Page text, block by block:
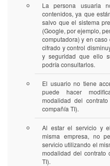
La persona usuaria
contenidos, ya que
salvo que el sistema
(Google, por ejemplo,
computadora) y en
cifrado y control
y seguridad que ello
podría consultarlos.
El usuario no tiene
puede hacer
modalidad del
compañía TI).
Al estar el servicio y
misma empresa, no
servicio utilizando el
modalidad del contrato
TI).